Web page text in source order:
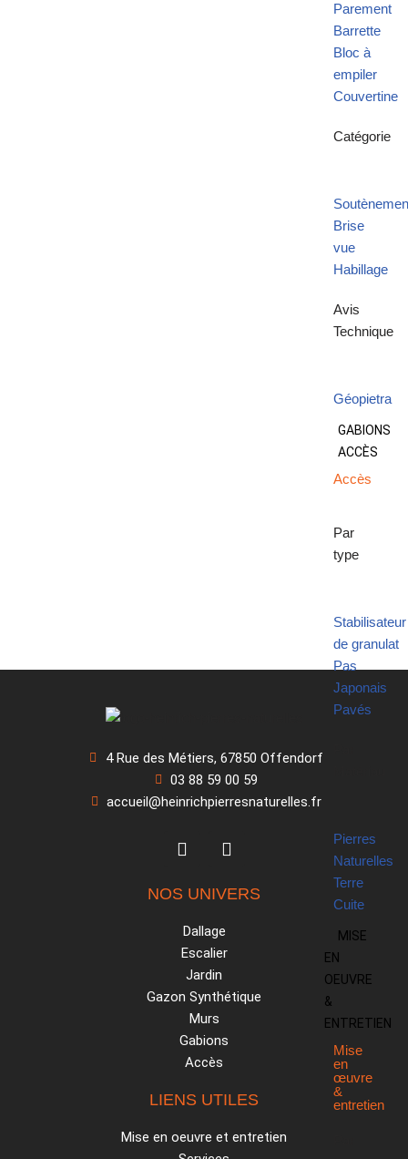
Parement
Barrette
Bloc à
empiler
Couvertine
Catégorie
Brise
vue
Habillage
Avis
Technique
Géopietra
GABIONS
ACCÈS
Accès
Par
type
Stabilisateur
de granulat
Pas
Japonais
Pavés
Pierres
Naturelles
Terre
Cuite
MISE
EN
OEUVRE
&
ENTRETIEN
Mise
en
œuvre
&
entretien
4 Rue des Métiers, 67850 Offendorf
03 88 59 00 59
accueil@heinrichpierresnaturelles.fr
NOS UNIVERS
Dallage
Escalier
Jardin
Gazon Synthétique
Murs
Gabions
Accès
LIENS UTILES
Mise en oeuvre et entretien